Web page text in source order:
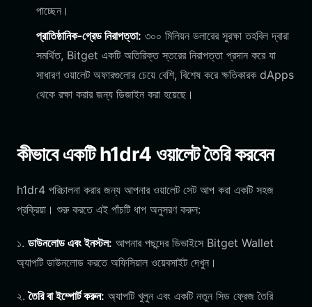
পাচ্ছেন।
প্রাতিষ্ঠানিক-গ্রেড নিরাপত্তা: ৩০০ মিলিয়ন ডলারের সুরক্ষা তহবিল দ্বারা
সমর্থিত, Bitget একটি অতিরিক্ত স্তরের নিরাপত্তা প্রদান করে যা
সাধারণ ওয়ালেট অফারগুলোর চেয়ে বেশি, বিশেষ করে ক্ষতিকারক dApps
থেকে রক্ষা করার জন্য ডিজাইন করা হয়েছে।
কীভাবে একটি h1dr4 ওয়ালেট তৈরি করবেন
h1dr4 পরিচালনা করার জন্য আপনার ওয়ালেট সেট আপ করা একটি সহজ
প্রক্রিয়া। শুরু করতে এই পাঁচটি ধাপ অনুসরণ করুন:
১. ডাউনলোড এবং ইনস্টল: আপনার পছন্দের ডিভাইসে Bitget Wallet
অ্যাপটি ডাউনলোড করতে অফিসিয়াল ওয়েবসাইট দেখুন।
২.তৈরি বা ইম্পোর্ট করুন: অ্যাপটি খুলুন এবং একটি নতুন সিড ফ্রেজ তৈরি